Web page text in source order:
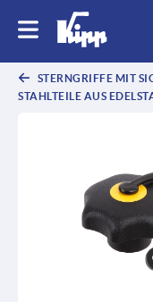
STERNGRIFFE MIT
STAHLTEILE AUS